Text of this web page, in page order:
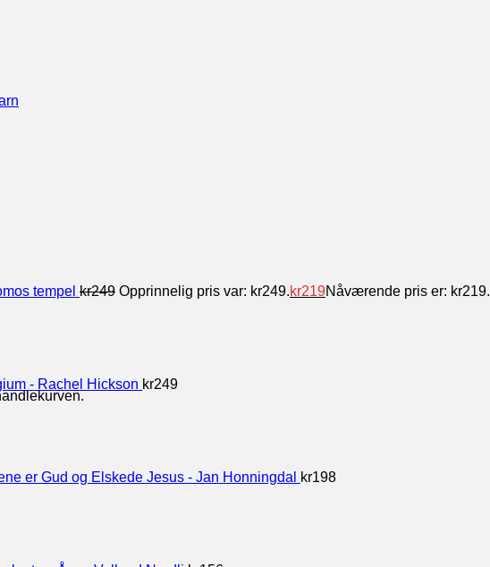
tempel kr249 Opprinnelig pris var: kr249.kr219Nåværende pris er: kr219.
- Rachel Hickson kr249
er Gud og Elskede Jesus - Jan Honningdal kr198